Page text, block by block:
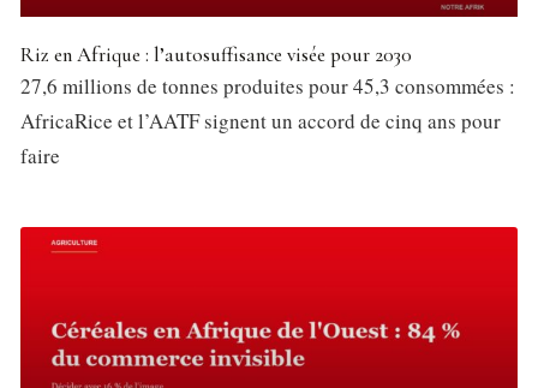
Riz en Afrique : l’autosuffisance visée pour 2030
27,6 millions de tonnes produites pour 45,3 consommées :
AfricaRice et l’AATF signent un accord de cinq ans pour
faire